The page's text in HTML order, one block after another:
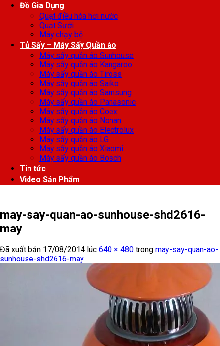
Đồ Gia Dụng
Quạt điều hòa hơi nước
Quạt Sưởi
Máy chạy bộ
Tủ Sấy – Máy Sấy Quần áo
Máy sấy quần áo Sunhouse
Máy sấy quần áo Kangaroo
Máy sấy quần áo Tiross
Máy sấy quần áo Saiko
Máy sấy quần áo Samsung
Máy sấy quần áo Panasonic
Máy sấy quần áo Coex
Máy sấy quần áo Nonan
Máy sấy quần áo Electrolux
Máy sấy quần áo LG
Máy sấy quần áo Xiaomi
Máy sấy quần áo Bosch
Tin tức
Video Sản Phẩm
may-say-quan-ao-sunhouse-shd2616-
may
Đã xuất bản 17/08/2014 lúc 640 × 480 trong may-say-quan-ao-
sunhouse-shd2616-may